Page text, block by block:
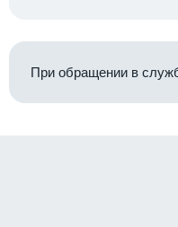
При обращении в